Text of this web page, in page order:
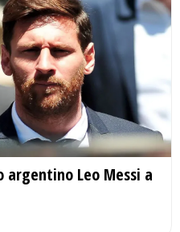
argentino Leo Messi a